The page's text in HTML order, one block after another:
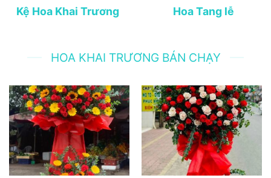
Kệ Hoa Khai Trương Hoa Tang lễ
HOA KHAI TRƯƠNG BÁN CHẠY